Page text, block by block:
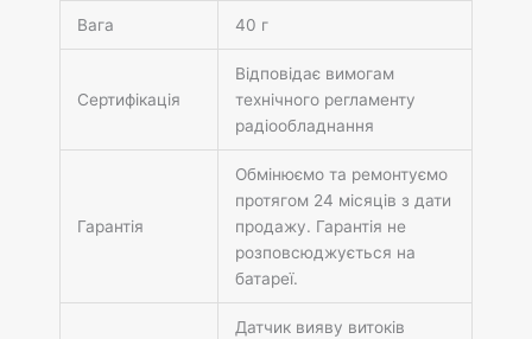
Вага 40 г
Сертифікація
Відповідає вимогам
технічного регламенту
радіообладнання
Гарантія
Обмінюємо та ремонтуємо
протягом 24 місяців з дати
продажу. Гарантія не
розповсюджується на
батареї.
Датчик вияву витоків